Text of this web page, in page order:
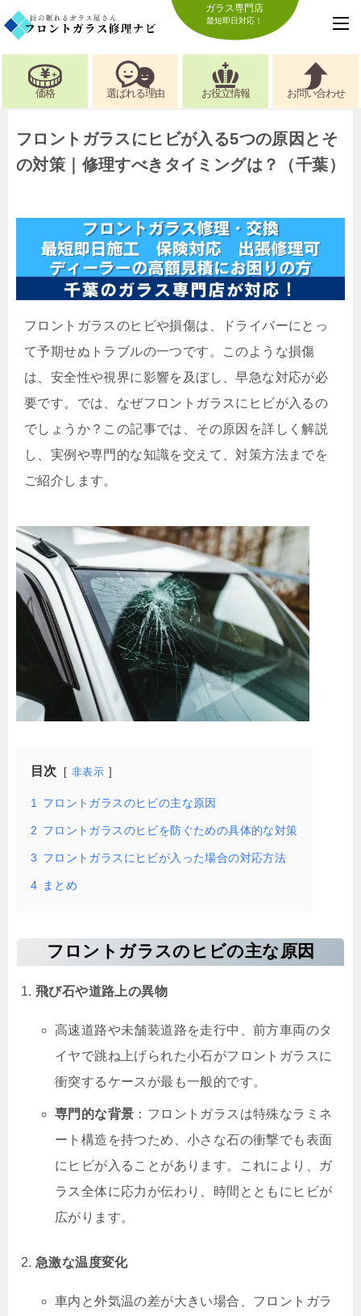
ガラス専門店
最短即日対応！
価格 選ばれる理由 お役立情報 お問い合わせ
フロントガラスにヒビが入る5つの原因とそ
の対策｜修理すべきタイミングは？（千葉）
フロントガラスのヒビや損傷は、ドライバーにとっ
て予期せぬトラブルの一つです。このような損傷
は、安全性や視界に影響を及ぼし、早急な対応が必
要です。では、なぜフロントガラスにヒビが入るの
でしょうか？この記事では、その原因を詳しく解説
し、実例や専門的な知識を交えて、対策方法までを
ご紹介します。
目次 非表示
1 フロントガラスのヒビの主な原因
2 フロントガラスのヒビを防ぐための具体的な対策
3 フロントガラスにヒビが入った場合の対応方法
4 まとめ
フロントガラスのヒビの主な原因
飛び石や道路上の異物
高速道路や未舗装道路を走行中、前方車両のタ
イヤで跳ね上げられた小石がフロントガラスに
衝突するケースが最も一般的です。
専門的な背景 ：フロントガラスは特殊なラミネ
ート構造を持つため、小さな石の衝撃でも表面
にヒビが入ることがあります。これにより、ガ
ラス全体に応力が伝わり、時間とともにヒビが
広がります。
急激な温度変化
車内と外気温の差が大きい場合、フロントガラ